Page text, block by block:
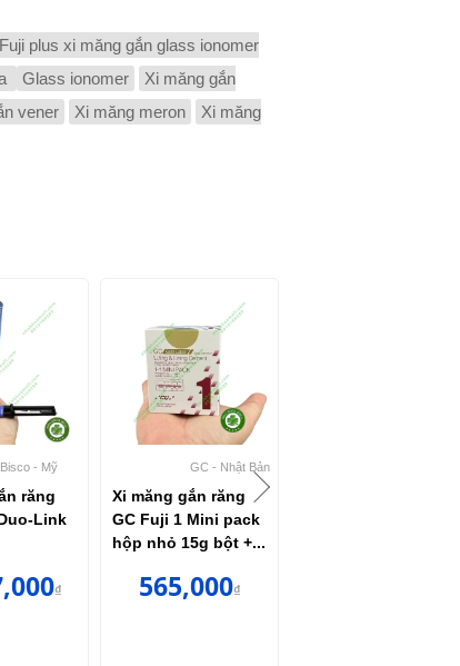
Fuji plus xi măng gắn glass ionomer
Glass ionomer
Xi măng gắn
vener Xi măng meron
Xi măng
Bisco - Mỹ
răng
Link
₫
GC - Nhật Bản
Xi măng gắn răng
GC Fuji 1 Mini pack
hộp nhỏ 15g bột +...
565,000₫